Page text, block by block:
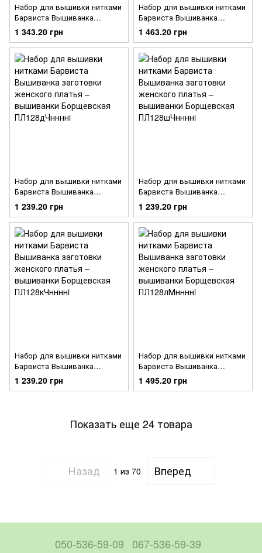
Набор для вышивки нитками
Барвиста Вышиванка
заготовки женского платья –
вышиванки Сокальская
анюткины глазки
ПЛ129кБннннi
1 343.20 грн
Набор для вышивки нитками
Барвиста Вышиванка
заготовки женского платья –
вышиванки Борщевская
ПЛ128лЧннннi
1 463.20 грн
Набор для вышивки нитками
Барвиста Вышиванка
заготовки женского платья –
вышиванки Борщевская
ПЛ128дЧннннi
1 239.20 грн
Набор для вышивки нитками
Барвиста Вышиванка
заготовки женского платья –
вышиванки Борщевская
ПЛ128шЧннннi
1 239.20 грн
Набор для вышивки нитками
Барвиста Вышиванка
заготовки женского платья –
вышиванки Борщевская
1 239.20 грн
Набор для вышивки нитками
Барвиста Вышиванка
заготовки женского платья –
вышиванки Борщевская
1 495.20 грн
Показать еще 24 товара
Назад 1 из 70 Вперед
050-536-59-09 067-536-59-39